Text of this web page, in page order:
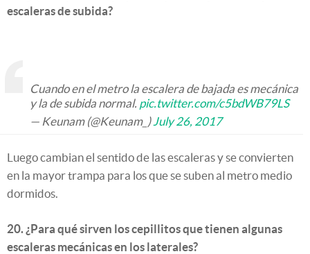
escaleras de subida?
Cuando en el metro la escalera de bajada es mecánica
y la de subida normal. pic.twitter.com/c5bdWB79LS
— Keunam (@Keunam_) July 26, 2017
Luego cambian el sentido de las escaleras y se convierten
en la mayor trampa para los que se suben al metro medio
dormidos.
20. ¿Para qué sirven los cepillitos que tienen algunas
escaleras mecánicas en los laterales?